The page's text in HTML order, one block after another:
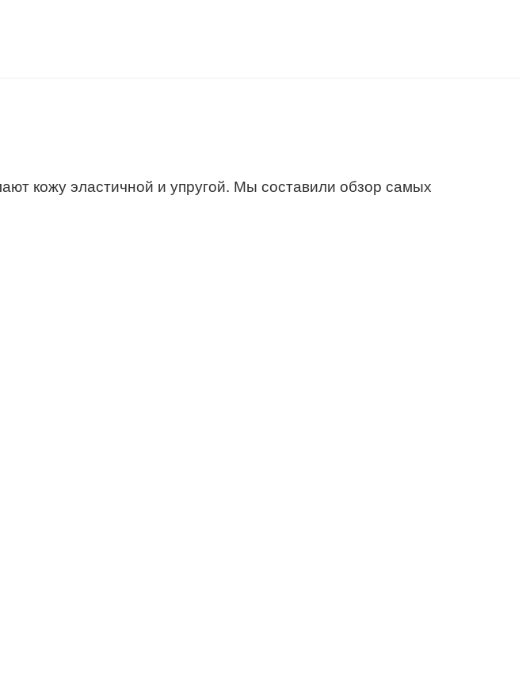
кожу эластичной и упругой. Мы составили обзор самых